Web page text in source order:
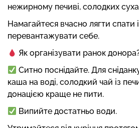
нежирному печиві, солодких
Намагайтеся вчасно лягти спати
перевантажувати себе.
Як організувати ранок
Ситно поснідайте. Для
каша на воді, солодкий чай із
донацією краще не пити.
Випийте достатньо води.